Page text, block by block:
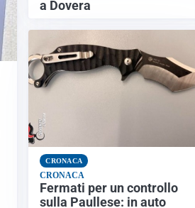
a Dovera
CRONACA
CRONACA
Fermati per un controllo
sulla Paullese: in auto